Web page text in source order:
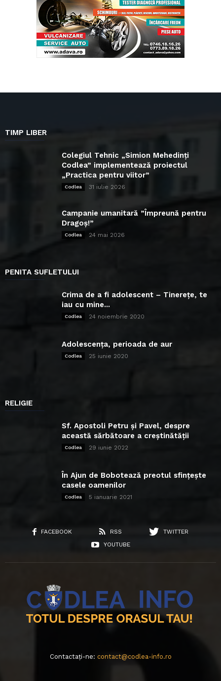
TIMP LIBER
Colegiul Tehnic „Simion Mehedinți
Codlea” implementează proiectul
„Practica pentru viitor”
Codlea 31 iulie 2026
Campanie umanitară ”Împreună pentru
Dragoș!”
Codlea 24 mai 2026
PENITA SUFLETULUI
Crima de a fi adolescent – Tinerețe, te
iau cu mine...
Codlea 24 noiembrie 2020
Adolescența, perioada de aur
Codlea 25 iunie 2020
RELIGIE
Sf. Apostoli Petru și Pavel, despre
această sărbătoare a creștinătății
Codlea 29 iunie 2022
În Ajun de Bobotează preotul sfințește
casele oamenilor
Codlea 5 ianuarie 2021
FACEBOOK RSS
TWITTER
YOUTUBE
Contactați-ne: contact@codlea-info.ro